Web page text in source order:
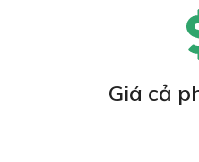
Giá cả